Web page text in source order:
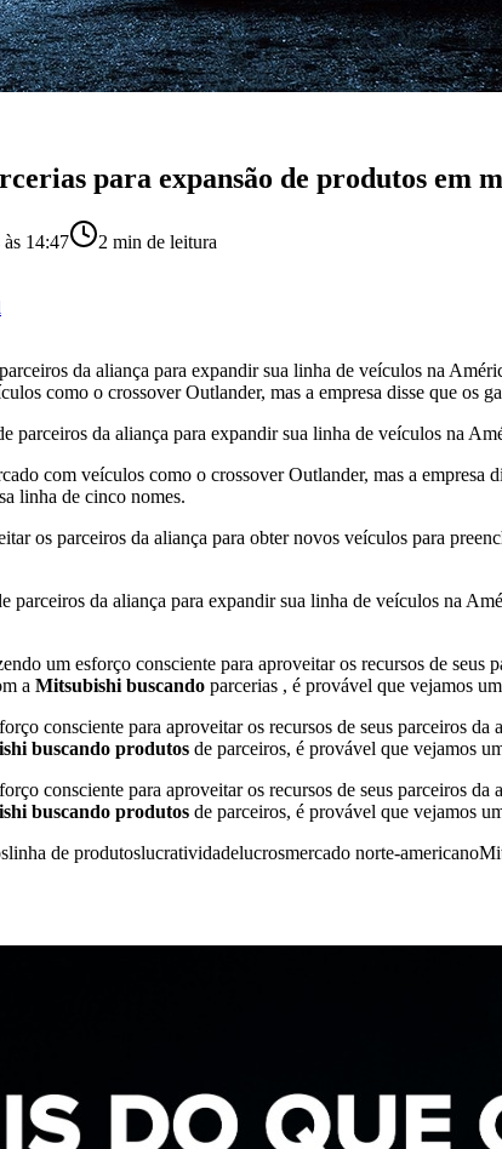
para expansão de produtos em
14:47 2 min de leitura
da aliança para expandir sua linha de veículos na
como o crossover Outlander, mas a empresa disse que os
parceiros da aliança para expandir sua linha de veículos na
com veículos como o crossover Outlander, mas a
linha de cinco nomes.
os parceiros da aliança para obter novos veículos para
parceiros da aliança para expandir sua linha de veículos na
um esforço consciente para aproveitar os recursos de seus
a Mitsubishi buscando parcerias , é provável que vejamos
consciente para aproveitar os recursos de seus parceiros
buscando produtos de parceiros, é provável que vejamos
consciente para aproveitar os recursos de seus parceiros
buscando produtos de parceiros, é provável que vejamos
linha de produtoslucratividadelucrosmercado norte-americano